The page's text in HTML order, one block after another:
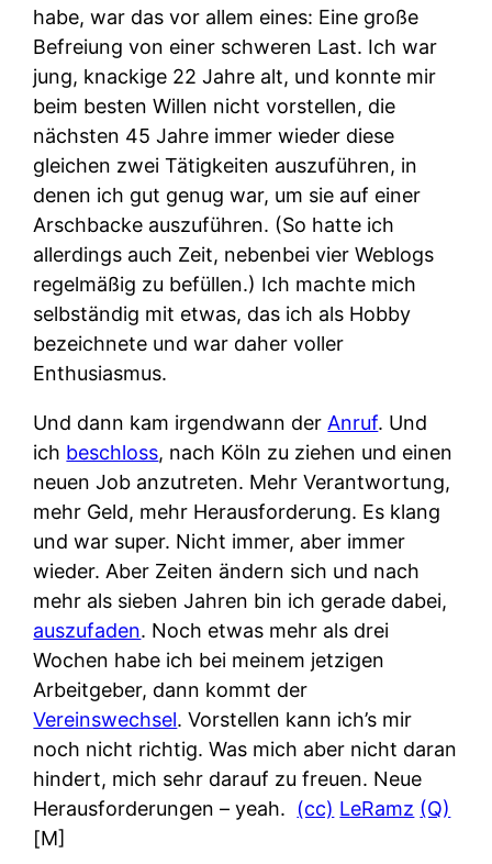
habe, war das vor allem eines: Eine große
Befreiung von einer schweren Last. Ich war
jung, knackige 22 Jahre alt, und konnte mir
beim besten Willen nicht vorstellen, die
nächsten 45 Jahre immer wieder diese
gleichen zwei Tätigkeiten auszuführen, in
denen ich gut genug war, um sie auf einer
Arschbacke auszuführen. (So hatte ich
allerdings auch Zeit, nebenbei vier Weblogs
regelmäßig zu befüllen.) Ich machte mich
selbständig mit etwas, das ich als Hobby
bezeichnete und war daher voller
Enthusiasmus.
Und dann kam irgendwann der Anruf. Und
ich beschloss, nach Köln zu ziehen und einen
neuen Job anzutreten. Mehr Verantwortung,
mehr Geld, mehr Herausforderung. Es klang
und war super. Nicht immer, aber immer
wieder. Aber Zeiten ändern sich und nach
mehr als sieben Jahren bin ich gerade dabei,
auszufaden. Noch etwas mehr als drei
Wochen habe ich bei meinem jetzigen
Arbeitgeber, dann kommt der
Vereinswechsel. Vorstellen kann ich’s mir
noch nicht richtig. Was mich aber nicht daran
hindert, mich sehr darauf zu freuen. Neue
Herausforderungen – yeah.
(cc) LeRamz (Q)
[M]